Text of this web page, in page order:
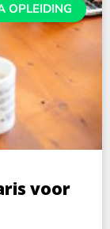
OPLEIDING
voor